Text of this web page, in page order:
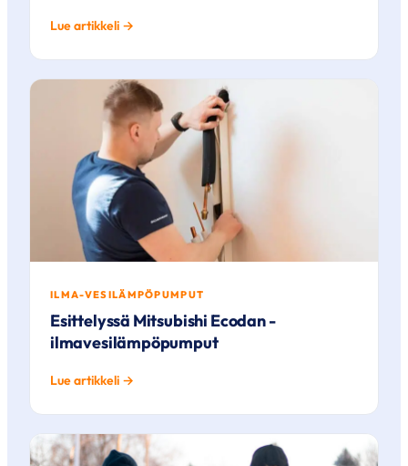
Lue artikkeli →
ILMA-VESILÄMPÖPUMPUT
Esittelyssä Mitsubishi Ecodan -
ilmavesilämpöpumput
Lue artikkeli →